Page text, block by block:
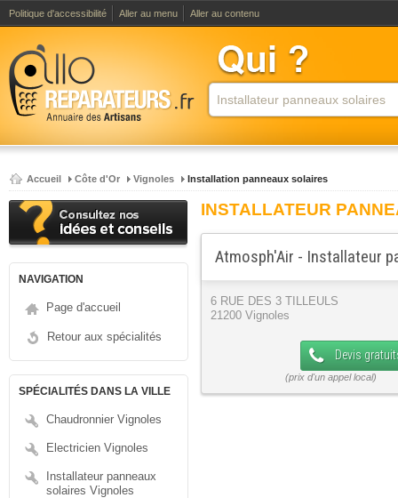
Politique d'accessibilité Aller au menu Aller au contenu
Accueil Côte d'Or Vignoles Installation panneaux solaires
NAVIGATION
Page d'accueil
Retour aux spécialités
SPÉCIALITÉS DANS LA VILLE
Chaudronnier Vignoles
Electricien Vignoles
Installateur panneaux
solaires Vignoles
INSTALLATEUR
Atmosph'Air - Installateur
6 RUE DES 3 TILLEULS
21200 Vignoles
Devis